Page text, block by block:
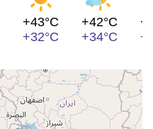
+43°C
+32°C
+42°C
+34°C